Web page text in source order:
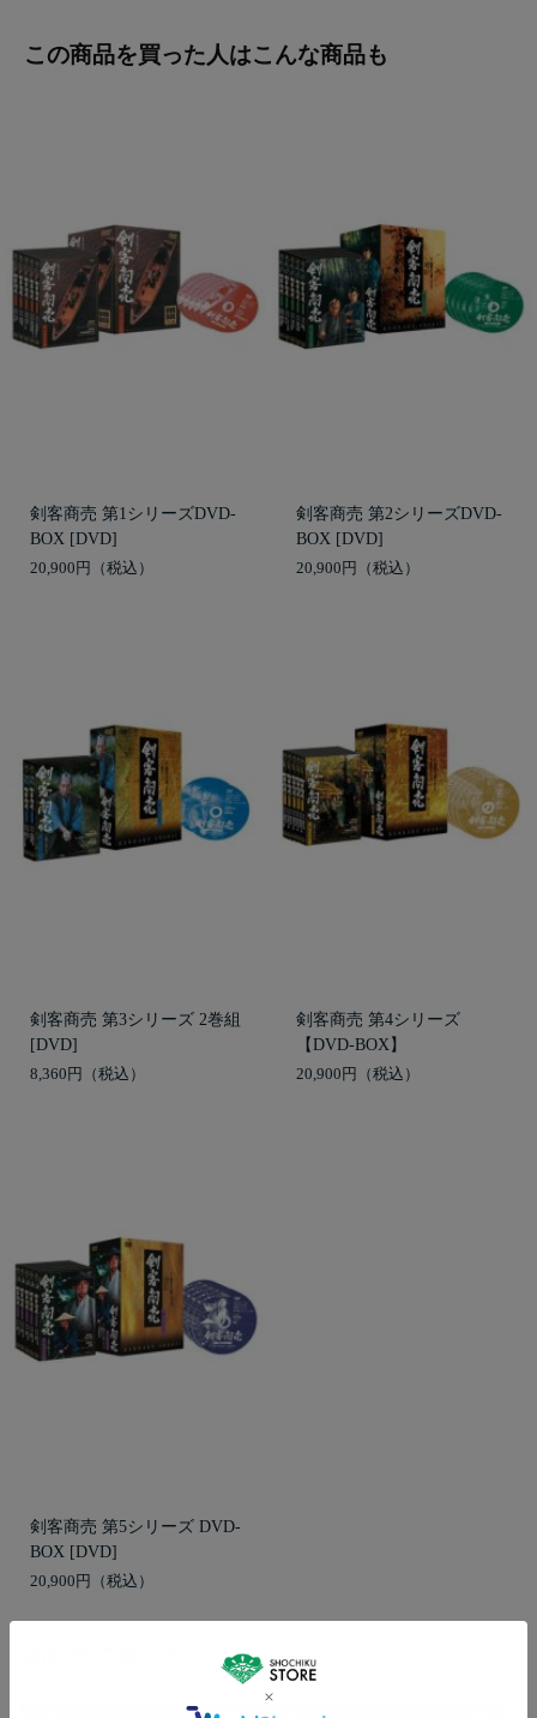
この商品を買った人はこんな商品も
剣客商売 第1シリーズDVD-
BOX [DVD]
20,900円
剣客商売 第2シリーズDVD-
BOX [DVD]
20,900円
剣客商売 第3シリーズ 2巻組
[DVD]
8,360円
剣客商売 第4シリーズ
【DVD-BOX】
20,900円
剣客商売 第5シリーズ DVD-
BOX [DVD]
20,900円